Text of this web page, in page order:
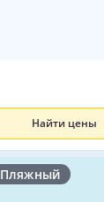
Найти цены
Пляжный